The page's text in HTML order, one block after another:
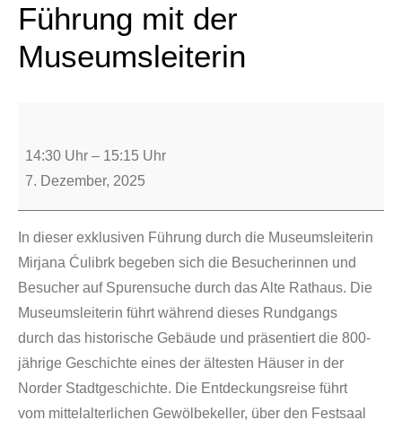
Veranstaltungen
Führung mit der
Museumsleiterin
14:30 Uhr – 15:15 Uhr
7. Dezember, 2025
In dieser exklusiven Führung durch die Museumsleiterin
Mirjana Ćulibrk begeben sich die Besucherinnen und
Besucher auf Spurensuche durch das Alte Rathaus. Die
Museumsleiterin führt während dieses Rundgangs
durch das historische Gebäude und präsentiert die 800-
jährige Geschichte eines der ältesten Häuser in der
Norder Stadtgeschichte. Die Entdeckungsreise führt
vom mittelalterlichen Gewölbekeller, über den Festsaal